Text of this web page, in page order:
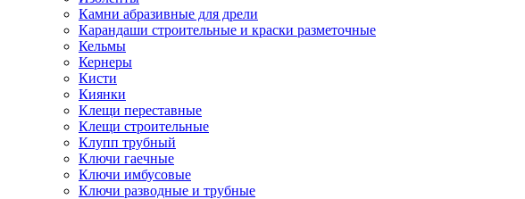
Камни абразивные для дрели
Карандаши строительные и краски разметочные
Кельмы
Кернеры
Кисти
Киянки
Клещи переставные
Клещи строительные
Клупп трубный
Ключи гаечные
Ключи имбусовые
Ключи разводные и трубные